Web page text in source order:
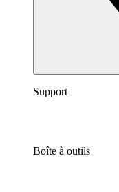
Support
Boîte à outils